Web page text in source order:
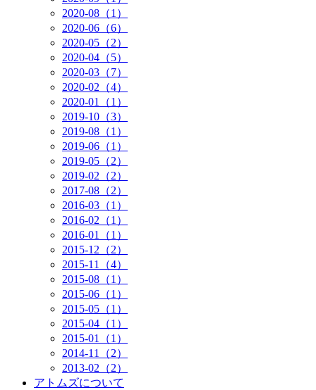
2020-08（1）
2020-06（6）
2020-05（2）
2020-04（5）
2020-03（7）
2020-02（4）
2020-01（1）
2019-10（3）
2019-08（1）
2019-06（1）
2019-05（2）
2019-02（2）
2017-08（2）
2016-03（1）
2016-02（1）
2016-01（1）
2015-12（2）
2015-11（4）
2015-08（1）
2015-06（1）
2015-05（1）
2015-04（1）
2015-01（1）
2014-11（2）
2013-02（2）
アトムズについて